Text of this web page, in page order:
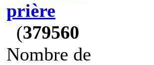
prière
(379560
Nombre de